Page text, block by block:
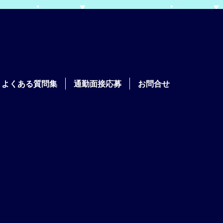
よくある質問集 通勤面接応募 お問合せ